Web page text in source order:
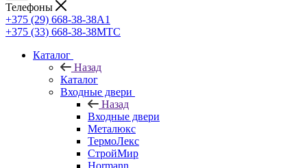
Телефоны
+375 (29) 668-38-38A1
+375 (33) 668-38-38МТС
Каталог
Назад
Каталог
Входные двери
Назад
Входные двери
Металюкс
ТермоЛекс
СтройМир
Hormann